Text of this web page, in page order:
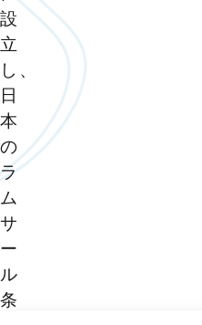
設
立
し、
日
本
の
ラ
ム
サ
ー
ル
条